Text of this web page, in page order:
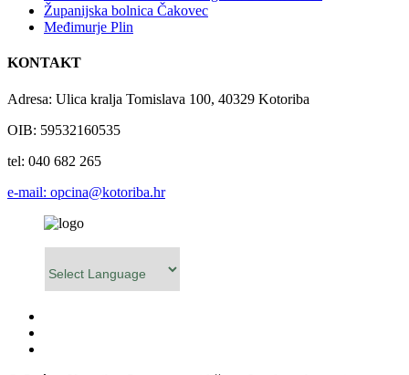
Županijska bolnica Čakovec
Međimurje Plin
KONTAKT
Adresa: Ulica kralja Tomislava 100, 40329 Kotoriba
OIB: 59532160535
tel: 040 682 265
e-mail: opcina@kotoriba.hr